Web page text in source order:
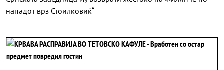
нападот врз Стоилковиќ“